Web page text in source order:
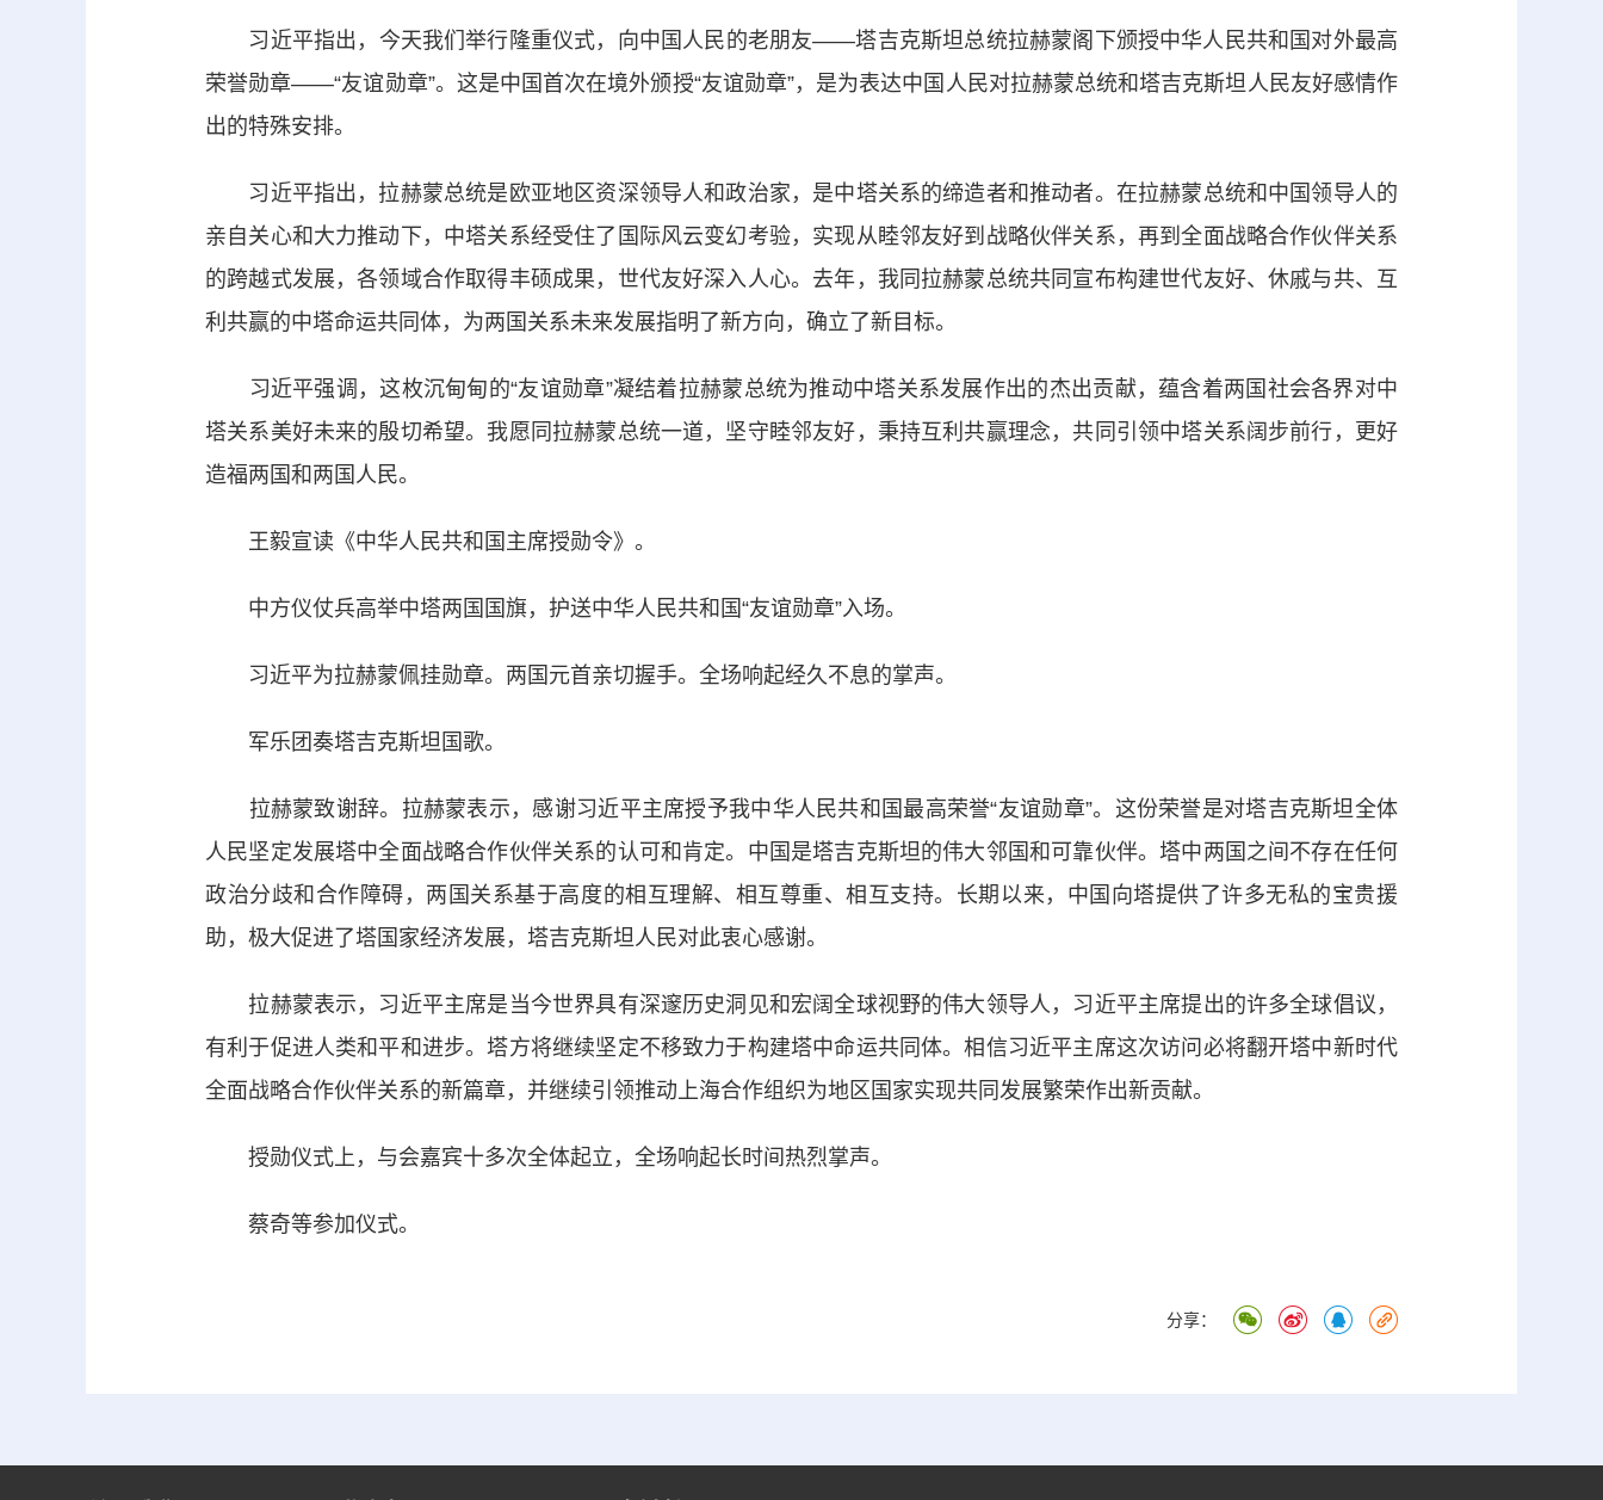
习近平指出，今天我们举行隆重仪式，向中国人民的老朋友——塔吉克斯坦总统拉赫蒙阁下颁授中华人民共和国对外最高
荣誉勋章——“友谊勋章”。这是中国首次在境外颁授“友谊勋章”，是为表达中国人民对拉赫蒙总统和塔吉克斯坦人民友好感情作
出的特殊安排。
习近平指出，拉赫蒙总统是欧亚地区资深领导人和政治家，是中塔关系的缔造者和推动者。在拉赫蒙总统和中国领导人的
亲自关心和大力推动下，中塔关系经受住了国际风云变幻考验，实现从睦邻友好到战略伙伴关系，再到全面战略合作伙伴关系
的跨越式发展，各领域合作取得丰硕成果，世代友好深入人心。去年，我同拉赫蒙总统共同宣布构建世代友好、休戚与共、互
利共赢的中塔命运共同体，为两国关系未来发展指明了新方向，确立了新目标。
习近平强调，这枚沉甸甸的“友谊勋章”凝结着拉赫蒙总统为推动中塔关系发展作出的杰出贡献，蕴含着两国社会各界对中
塔关系美好未来的殷切希望。我愿同拉赫蒙总统一道，坚守睦邻友好，秉持互利共赢理念，共同引领中塔关系阔步前行，更好
造福两国和两国人民。
王毅宣读《中华人民共和国主席授勋令》。
中方仪仗兵高举中塔两国国旗，护送中华人民共和国“友谊勋章”入场。
习近平为拉赫蒙佩挂勋章。两国元首亲切握手。全场响起经久不息的掌声。
军乐团奏塔吉克斯坦国歌。
拉赫蒙致谢辞。拉赫蒙表示，感谢习近平主席授予我中华人民共和国最高荣誉“友谊勋章”。这份荣誉是对塔吉克斯坦全体
人民坚定发展塔中全面战略合作伙伴关系的认可和肯定。中国是塔吉克斯坦的伟大邻国和可靠伙伴。塔中两国之间不存在任何
政治分歧和合作障碍，两国关系基于高度的相互理解、相互尊重、相互支持。长期以来，中国向塔提供了许多无私的宝贵援
助，极大促进了塔国家经济发展，塔吉克斯坦人民对此衷心感谢。
拉赫蒙表示，习近平主席是当今世界具有深邃历史洞见和宏阔全球视野的伟大领导人，习近平主席提出的许多全球倡议，
有利于促进人类和平和进步。塔方将继续坚定不移致力于构建塔中命运共同体。相信习近平主席这次访问必将翻开塔中新时代
全面战略合作伙伴关系的新篇章，并继续引领推动上海合作组织为地区国家实现共同发展繁荣作出新贡献。
授勋仪式上，与会嘉宾十多次全体起立，全场响起长时间热烈掌声。
蔡奇等参加仪式。
分享：